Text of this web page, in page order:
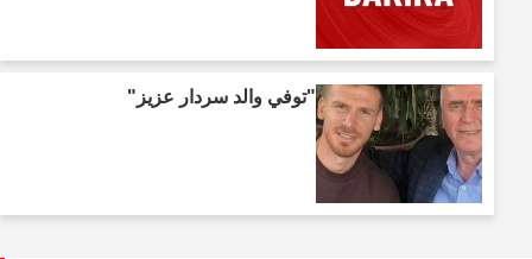
"توفي والد سردار عزيز"